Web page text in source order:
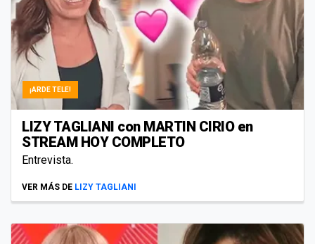
¡ARDE TELE!
LIZY TAGLIANI con MARTIN CIRIO en
STREAM HOY COMPLETO
Entrevista.
VER MÁS DE LIZY TAGLIANI